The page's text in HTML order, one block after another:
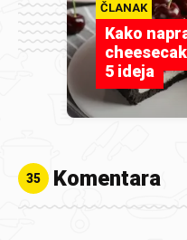
ČLANAK
Kako
5 ideja
35 Komentara